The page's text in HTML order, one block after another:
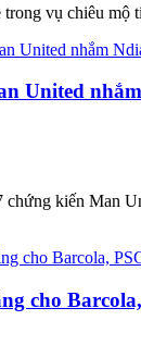
vụ chiêu
United
kiến Man
cho